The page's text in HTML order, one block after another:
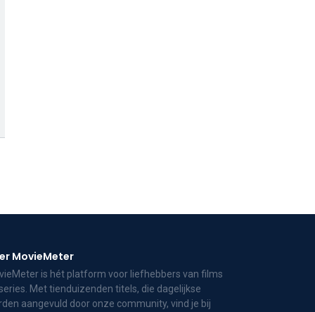
MovieMeter
is hét platform voor liefhebbers van films
Met tienduizenden titels, die dagelijkse
aangevuld door onze community, vind je bij